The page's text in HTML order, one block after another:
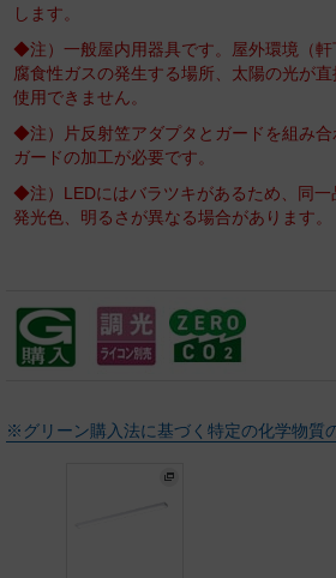
します。
◆注）一般屋内用器具です。屋外環境（
腐食性ガスの発生する場所、太陽の光が
使用できません。
◆注）片反射笠アダプタとガードを組み合
ガードの加工が必要です。
◆注）LEDにはバラツキがあるため、同一
発光色、明るさが異なる場合があります。
※グリーン購入法に基づく特定の化学物質